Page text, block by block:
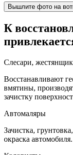
Вышлите фото на
К
Слесари,
Восстанавливают
вмятины,
зачистку
Автомаляры
Зачистка,
окраска автомобиля.